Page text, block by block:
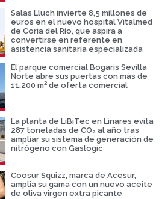
Salas Lluch invierte 8,5 millones de
euros en el nuevo hospital Vitalmed
de Coria del Río, que aspira a
convertirse en referente en
asistencia sanitaria especializada
El parque comercial Bogaris Sevilla
Norte abre sus puertas con más de
11.200 m² de oferta comercial
La planta de LiBiTec en Linares evita
287 toneladas de CO₂ al año tras
ampliar su sistema de generación de
nitrógeno con Gaslogic
Coosur Squizz, marca de Acesur,
amplia su gama con un nuevo aceite
de oliva virgen extra picante